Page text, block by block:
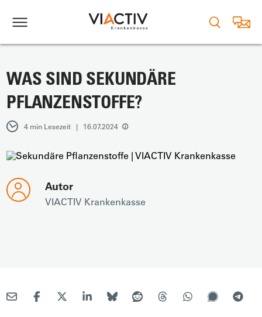
WAS SIND SEKUNDÄRE
PFLANZENSTOFFE?
4 min Lesezeit | 16.07.2024
Autor
VIACTIV Krankenkasse